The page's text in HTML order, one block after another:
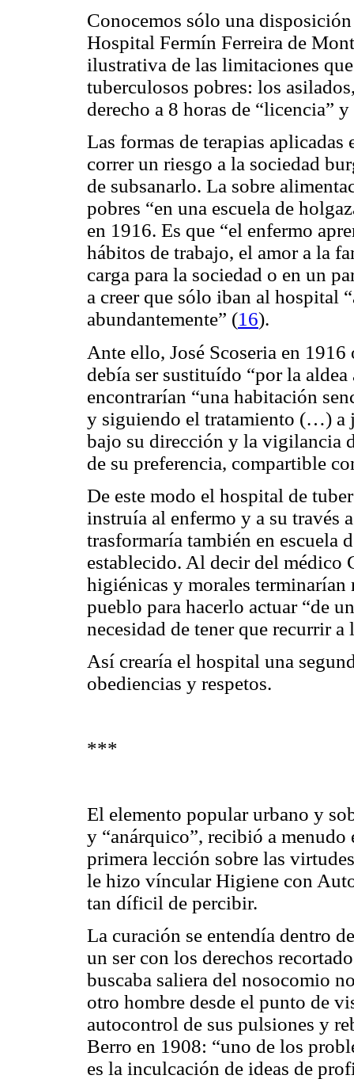
Conocemos sólo una
Hospital Fermín Ferreira de
ilustrativa de las limitaciones
tuberculosos pobres: los
derecho a 8 horas de “licencia”
Las formas de terapias
correr un riesgo a la sociedad
de subsanarlo. La sobre
pobres “en una escuela de
en 1916. Es que “el enfermo
hábitos de trabajo, el amor a la
carga para la sociedad o en un
a creer que sólo iban al hospital
abundantemente” (16).
Ante ello, José Scoseria en
debía ser sustituído “por la
encontrarían “una habitación
y siguiendo el tratamiento (…) a
bajo su dirección y la vigilancia
de su preferencia, compartible
De este modo el hospital de
instruía al enfermo y a su través
trasformaría también en escuela
establecido. Al decir del médico
higiénicas y morales
pueblo para hacerlo actuar “de
necesidad de tener que recurrir a
Así crearía el hospital una
obediencias y respetos.
***
El elemento popular urbano y
y “anárquico”, recibió a
primera lección sobre las
le hizo víncular Higiene con
tan díficil de percibir.
La curación se entendía dentro
un ser con los derechos
buscaba saliera del nosocomio
otro hombre desde el punto de
autocontrol de sus pulsiones y
Berro en 1908: “uno de los
es la inculcación de ideas de